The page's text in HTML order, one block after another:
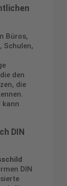
Büros,
Schulen,
den
die
kann
DIN
DIN